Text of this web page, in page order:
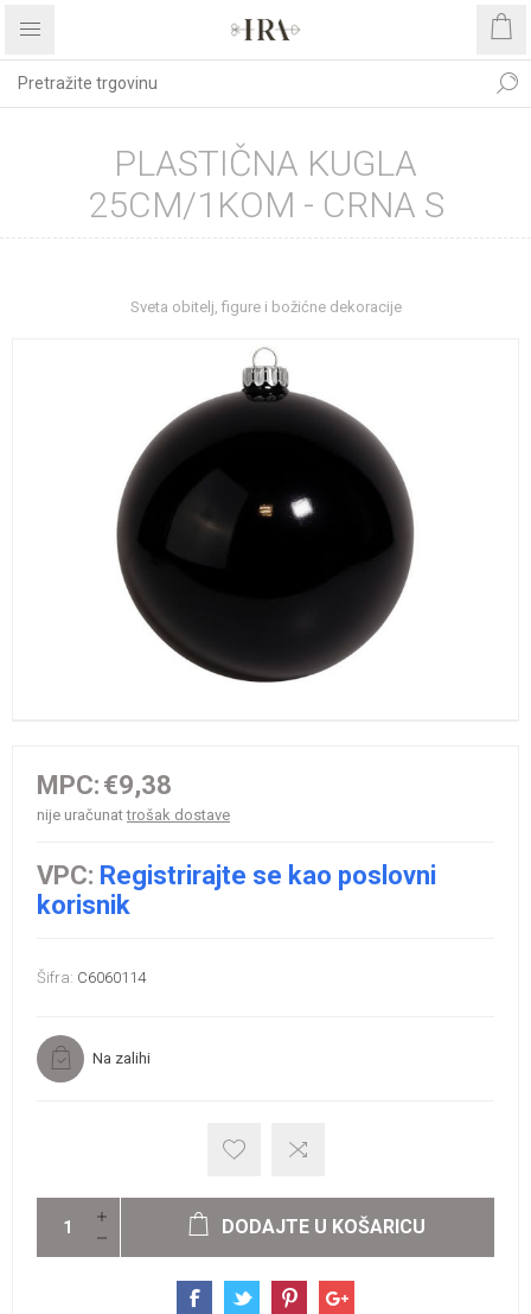
PLASTIČNA KUGLA
25CM/1KOM - CRNA S
Sveta obitelj, figure i božićne dekoracije
MPC: €9,38
nije uračunattrošak dostave
VPC: Registrirajte se kao poslovni
korisnik
Šifra: C6060114
Na zalihi
DODAJTE U KOŠARICU